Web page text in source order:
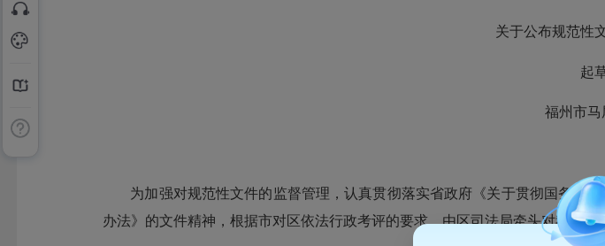
关于公布规范性
起
福州市马
为加强对规范性文件的监督管理，认真贯彻落实省政府《关于贯彻国务院
办法》的文件精神，根据市对区依法行政考评的要求，由区司法局牵头对我区的